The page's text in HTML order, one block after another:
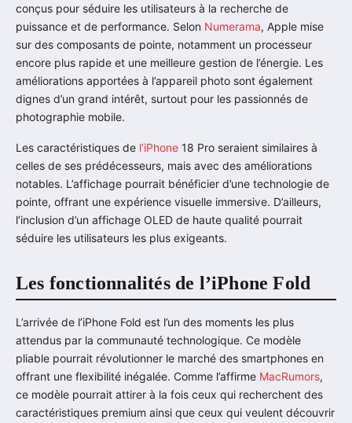
conçus pour séduire les utilisateurs à la recherche de
puissance et de performance. Selon Numerama, Apple mise
sur des composants de pointe, notamment un processeur
encore plus rapide et une meilleure gestion de l’énergie. Les
améliorations apportées à l’appareil photo sont également
dignes d’un grand intérêt, surtout pour les passionnés de
photographie mobile.
Les caractéristiques de l’iPhone 18 Pro seraient similaires à
celles de ses prédécesseurs, mais avec des améliorations
notables. L’affichage pourrait bénéficier d’une technologie de
pointe, offrant une expérience visuelle immersive. D’ailleurs,
l’inclusion d’un affichage OLED de haute qualité pourrait
séduire les utilisateurs les plus exigeants.
Les fonctionnalités de l’iPhone Fold
L’arrivée de l’iPhone Fold est l’un des moments les plus
attendus par la communauté technologique. Ce modèle
pliable pourrait révolutionner le marché des smartphones en
offrant une flexibilité inégalée. Comme l’affirme MacRumors,
ce modèle pourrait attirer à la fois ceux qui recherchent des
caractéristiques premium ainsi que ceux qui veulent découvrir